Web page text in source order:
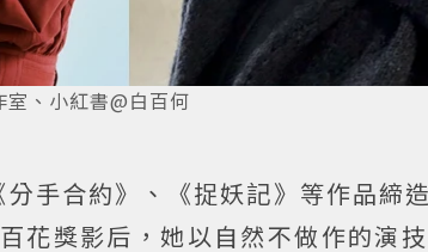
、小紅書@白百何
分手合約》、《捉妖記》等作品締
花獎影后，她以自然不做作的演